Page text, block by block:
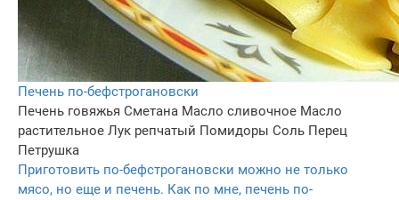
Печень по-бефстрогановски
Печень говяжья Сметана Масло сливочное Масло
растительное Лук репчатый Помидоры Соль Перец
Петрушка
Приготовить по-бефстрогановски можно не только
мясо, но еще и печень. Как по мне, печень по-